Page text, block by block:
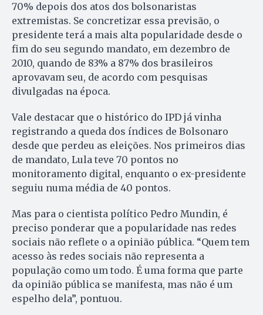
70% depois dos atos dos bolsonaristas
extremistas. Se concretizar essa previsão, o
presidente terá a mais alta popularidade desde o
fim do seu segundo mandato, em dezembro de
2010, quando de 83% a 87% dos brasileiros
aprovavam seu, de acordo com pesquisas
divulgadas na época.
Vale destacar que o histórico do IPD já vinha
registrando a queda dos índices de Bolsonaro
desde que perdeu as eleições. Nos primeiros dias
de mandato, Lula teve 70 pontos no
monitoramento digital, enquanto o ex-presidente
seguiu numa média de 40 pontos.
Mas para o cientista político Pedro Mundin, é
preciso ponderar que a popularidade nas redes
sociais não reflete o a opinião pública. “Quem tem
acesso às redes sociais não representa a
população como um todo. É uma forma que parte
da opinião pública se manifesta, mas não é um
espelho dela”, pontuou.